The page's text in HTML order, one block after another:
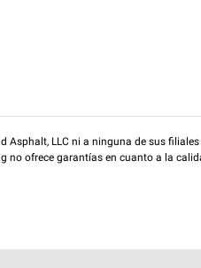
LLC ni a ninguna de sus
ofrece garantías en cuanto a la